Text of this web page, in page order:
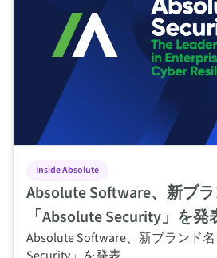
Inside Absolute
Absolute Software、新ブ
「Absolute Security」を発
Absolute Software、新ブランド